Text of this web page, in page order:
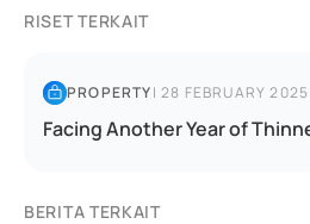
RISET TERKAIT
PROPERTY|28 FEBRUARY 2025
Facing Another Year of
BERITA TERKAIT